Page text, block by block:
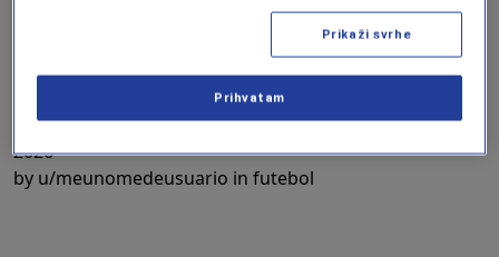
preciznim udarcem savladao Gregora Kobela
za konačnih 1:1.
Catar [1]-1 Suíça - B. Khoukhi 90+5' - Copa do Mundo
2026
by u/meunomedeusuario in futebol
Prikaži svrhe
Prihvatam